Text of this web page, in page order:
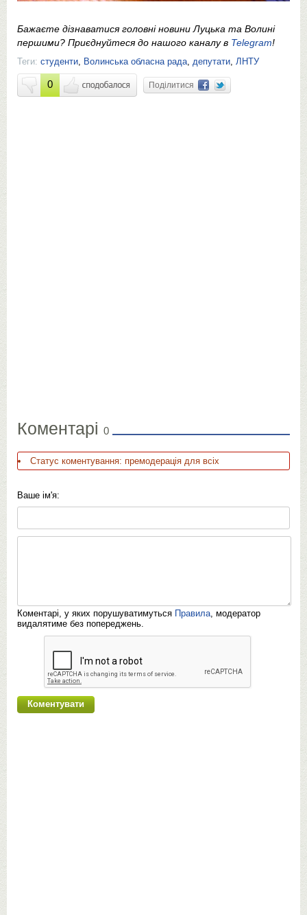
Бажаєте дізнаватися головні новини Луцька та Волині
першими? Приєднуйтеся до нашого каналу в Telegram!
Теги: студенти, Волинська обласна рада, депутати, ЛНТУ
0 Поділитися
Коментарі 0
Статус коментування: премодерація для всіх
Ваше ім'я:
Коментарі, у яких порушуватимуться Правила, модератор
видалятиме без попереджень.